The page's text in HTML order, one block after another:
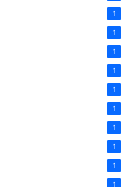
1
1
1
1
1
1
1
1
1
1